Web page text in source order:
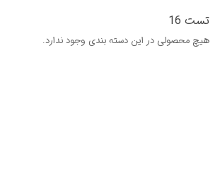
تست 16
هیچ محصولی در این دسته بندی وجود ندارد.